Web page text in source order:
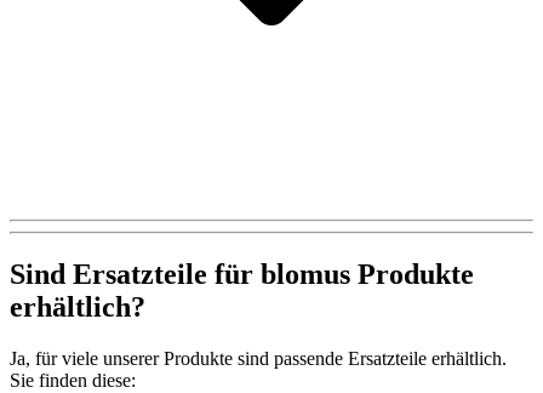
Sind Ersatzteile für blomus Produkte
erhältlich?
Ja, für viele unserer Produkte sind passende Ersatzteile erhältlich.
Sie finden diese: